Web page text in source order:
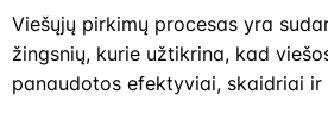
Viešųjų pirkimų procesas yra
žingsnių, kurie užtikrina, kad
panaudotos efektyviai, skaidriai ir